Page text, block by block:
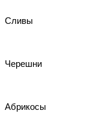
Сливы
Черешни
Абрикосы